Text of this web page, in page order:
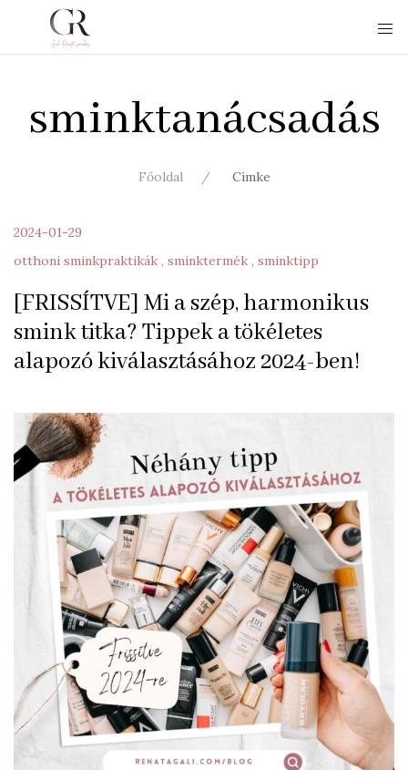
sminktanácsadás
Főoldal Címke
2024-01-29
otthoni sminkpraktikák
sminktermék sminktipp
[FRISSÍTVE] Mi a szép, harmonikus
smink titka? Tippek a tökéletes
alapozó kiválasztásához 2024-ben!